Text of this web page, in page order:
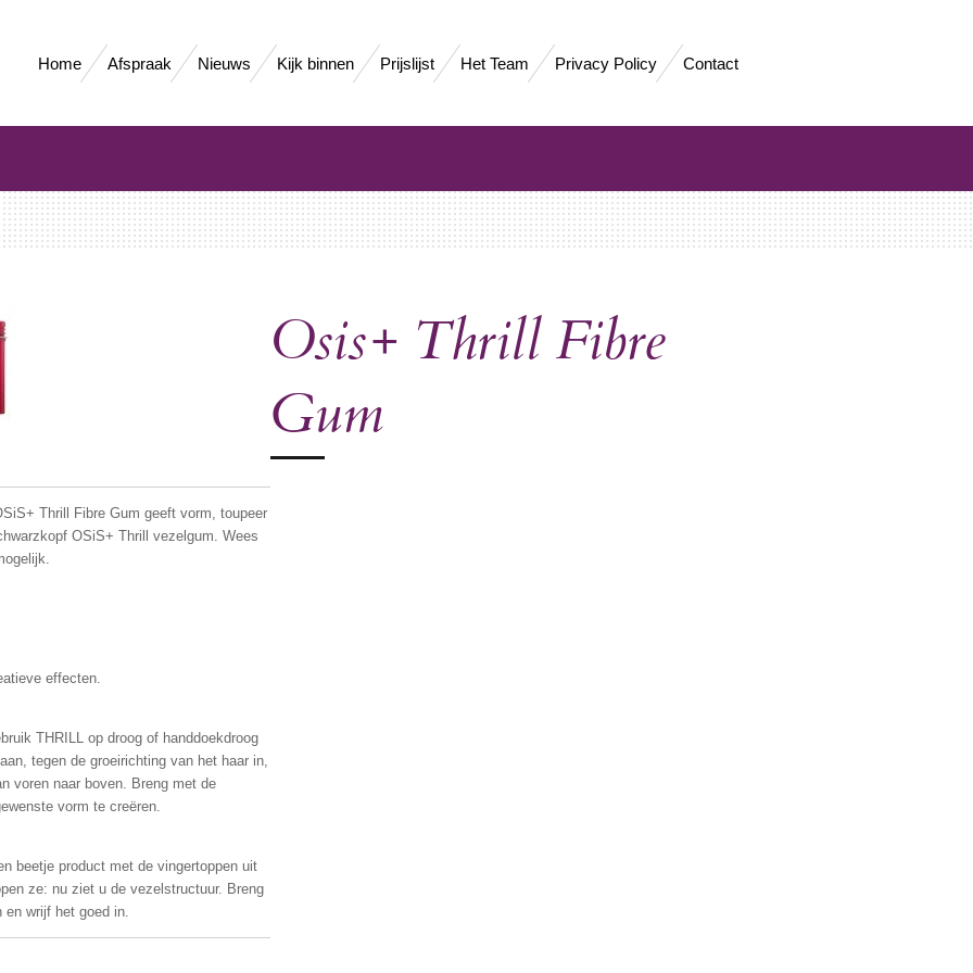
Home Afspraak Nieuws Kijk binnen Prijslijst Het Team Privacy Policy Contact
Osis+ Thrill Fibre
Gum
Thrill Fibre Gum geeft vorm, toupeer
OSiS+ Thrill vezelgum. Wees
effecten.
THRILL op droog of handdoekdroog
tegen de groeirichting van het haar in,
voren naar boven. Breng met de
vorm te creëren.
beetje product met de vingertoppen uit
ze: nu ziet u de vezelstructuur. Breng
en wrijf het goed in.